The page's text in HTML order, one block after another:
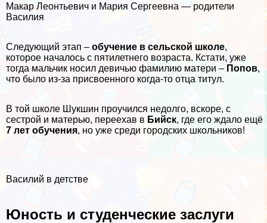
Макар Леонтьевич и Мария Сергеевна — родители
Василия
Следующий этап – обучение в сельской школе,
которое началось с пятилетнего возраста. Кстати, уже
тогда мальчик носил девичью фамилию матери – Попов,
что было из-за присвоенного когда-то отца титул.
В той школе Шукшин проучился недолго, вскоре, с
сестрой и матерью, переехав в Бийск, где его ждало ещё
7 лет обучения, но уже среди городских школьников!
Василий в детстве
Юность и студенческие заслуги